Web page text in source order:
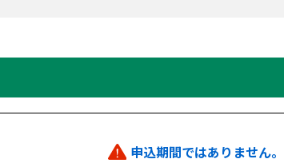
申込期間ではありません。